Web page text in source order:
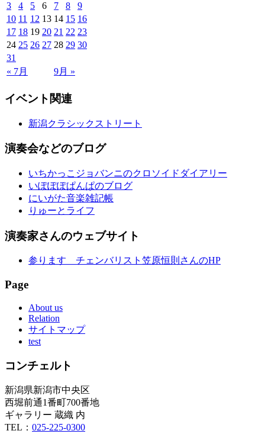
« 7月 9月 »
3
4 5 6 7 8
9
10 11 12 13 14 15 16
17 18 19 20 21 22 23
24 25 26 27 28 29 30
31
イベント関連
新潟クラシックストリート
演奏会などのブログ
いちかっこジョバンニのクロソイドダイアリー
いぽぽぽぱんぱのブログ
にいがた音楽雑記帳
りゅーとライフ
演奏家さんのウェブサイト
参ります チェンバリスト笠原恒則さんのHP
Page
About us
Relation
サイトマップ
test
コンチェルト
新潟県新潟市中央区
西堀前通1番町700番地
ギャラリー 蔵織 内
TEL： 025-225-0300